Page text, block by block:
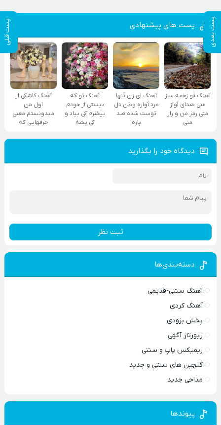
پست بعدی پست قبلی پست های پیشنهادی
آهنگ تو زخمه ساز
منی صدای آواز
منی رمز من و راز
منی
آهنگ ای زن تنها
مرد آواره وطن دل
توست شده صد
پاره
آهنگ تو که
نیستی از خودم
بیخبرم کی بیاد و
کی بشه
آهنگ کاشکی از
اول من
میدونستم معنی
حرفهایی که
دیدگاه خود را بگذارید
ثبت نظر
دسته‌بندی‌ها
آهنگ سنتی-قدیمی
آهنگ کردی
پخش بزودی
رپورتاژ آگهی
ریمیکس پاپ و سنتی
گلچین های سنتی و جدید
مداحی جدید
پیوندها